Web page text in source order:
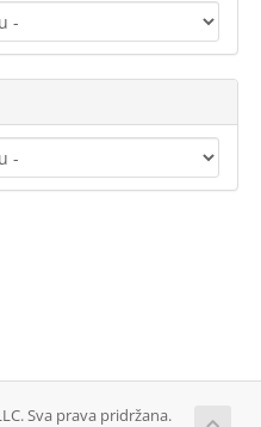
Sva prava pridržana.